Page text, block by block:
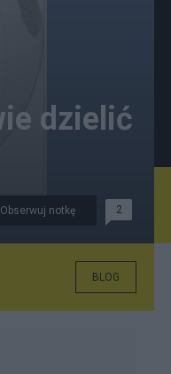
dzielić
Obserwuj notkę 2
BLOG